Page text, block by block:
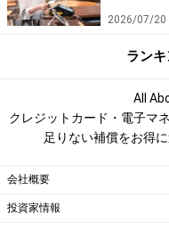
2026/07/20
ラン
All
クレジットカード・電子マ
足りない補償をお得
会社概要
投資家情報